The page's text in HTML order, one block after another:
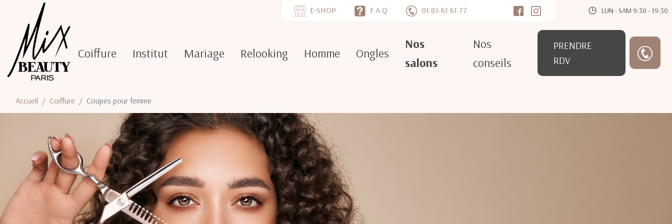
E-SHOP F.A.Q 01 83 61 61 77 LUN - SAM 9:30 - 19:30
Coiffure Institut Mariage Relooking Homme Ongles
Nos
salons
Nos
conseils
PRENDRE
RDV
Accueil Coiffure Coupes pour femme